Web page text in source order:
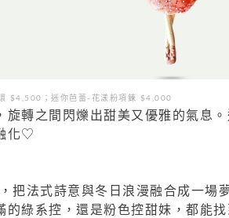
$4,500；迷你芭蕾-花漾粉項鍊 $4,000
旋轉之間閃爍出甜美又優雅的氣息。
化♡
把法式詩意與冬日浪漫融合成一場
綠系控，還是粉色控甜妹，都能找